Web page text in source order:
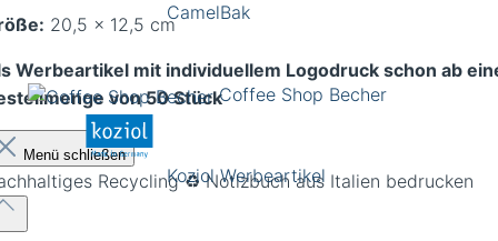
CamelBak
Coffee Shop Becher
Koziol Werbeartikel
20,5 x 12,5 cm
Werbeartikel mit individuellem Logodruck schon ab
von 50 Stück
Menü schließen
Recycling ♻️ Notizbuch aus Italien bedrucken